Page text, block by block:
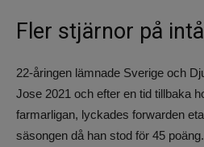
Fler stjärnor på
22-åringen lämnade Sverige och
Jose 2021 och efter en tid tillbaka
farmarligan, lyckades forwarden
säsongen då han stod för 45